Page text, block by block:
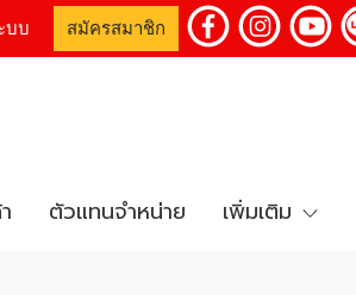
บบ สมัครสมาชิก
ตัวแทนจำหน่าย
เพิ่มเติม